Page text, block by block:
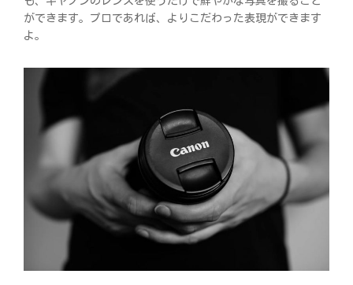
ができます。プロであれば、よりこだわった表現ができます
よ。